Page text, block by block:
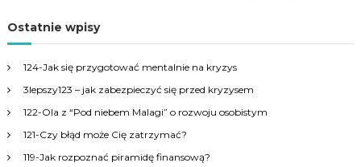
r
c
o
r
Ostatnie wpisy
124-Jak się przygotować mentalnie na kryzys
3lepszy123 – jak zabezpieczyć się przed kryzysem
122-Ola z “Pod niebem Malagi” o rozwoju osobistym
121-Czy błąd może Cię zatrzymać?
119-Jak rozpoznać piramidę finansową?